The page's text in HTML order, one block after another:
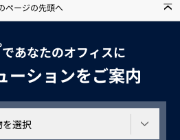
ページの先頭へ
であなたのオフィスに
ーションをご案内